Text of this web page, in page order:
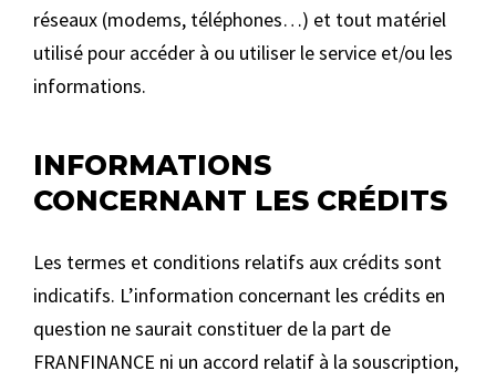
réseaux (modems, téléphones…) et tout matériel
utilisé pour accéder à ou utiliser le service et/ou les
informations.
INFORMATIONS
CONCERNANT LES CRÉDITS
Les termes et conditions relatifs aux crédits sont
indicatifs. L’information concernant les crédits en
question ne saurait constituer de la part de
FRANFINANCE ni un accord relatif à la souscription,